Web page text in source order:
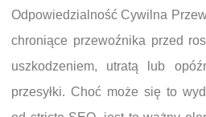
Odpowiedzialność Cywilna
chroniące przewoźnika przed
uszkodzeniem, utratą lub
przesyłki. Choć może się to